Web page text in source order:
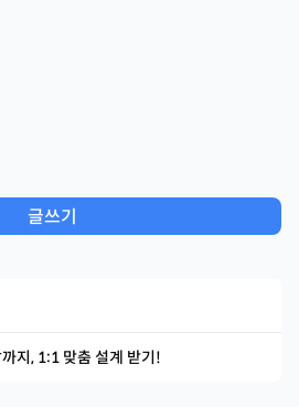
글쓰기
지, 1:1 맞춤 설계 받기!